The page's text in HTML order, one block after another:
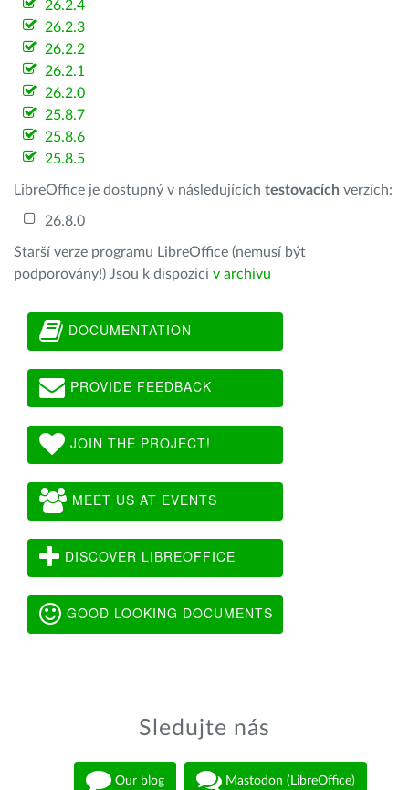
26.2.4
26.2.3
26.2.2
26.2.1
26.2.0
25.8.7
25.8.6
25.8.5
LibreOffice je dostupný v následujících testovacích verzích:
26.8.0
Starší verze programu LibreOffice (nemusí být
podporovány!) Jsou k dispozici v archivu
DOCUMENTATION
PROVIDE FEEDBACK
JOIN THE PROJECT!
MEET US AT EVENTS
DISCOVER LIBREOFFICE
GOOD LOOKING DOCUMENTS
Sledujte nás
Our blog Mastodon (LibreOffice)